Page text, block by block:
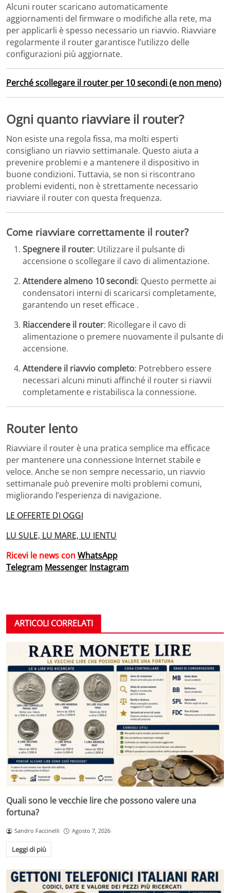
Alcuni router scaricano automaticamente
aggiornamenti del firmware o modifiche alla rete, ma
per applicarli è spesso necessario un riavvio. Riavviare
regolarmente il router garantisce l’utilizzo delle
configurazioni più aggiornate.
Perché scollegare il router per 10 secondi (e non meno)
Ogni quanto riavviare il router?
Non esiste una regola fissa, ma molti esperti
consigliano un riavvio settimanale. Questo aiuta a
prevenire problemi e a mantenere il dispositivo in
buone condizioni. Tuttavia, se non si riscontrano
problemi evidenti, non è strettamente necessario
riavviare il router con questa frequenza.
Come riavviare correttamente il router?
Spegnere il router: Utilizzare il pulsante di
accensione o scollegare il cavo di alimentazione.
Attendere almeno 10 secondi: Questo permette ai
condensatori interni di scaricarsi completamente,
garantendo un reset efficace .​
Riaccendere il router: Ricollegare il cavo di
alimentazione o premere nuovamente il pulsante di
accensione.
Attendere il riavvio completo: Potrebbero essere
necessari alcuni minuti affinché il router si riavvii
completamente e ristabilisca la connessione.
Router lento
Riavviare il router è una pratica semplice ma efficace
per mantenere una connessione Internet stabile e
veloce. Anche se non sempre necessario, un riavvio
settimanale può prevenire molti problemi comuni,
migliorando l’esperienza di navigazione.
LE OFFERTE DI OGGI
LU SULE, LU MARE, LU IENTU
Ricevi le news conWhatsApp
Telegram Messenger Instagram
ARTICOLI CORRELATI
Quali sono le vecchie lire che possono valere una
fortuna?
Sandro Faccinelli Agosto 7, 2026
Leggi di più